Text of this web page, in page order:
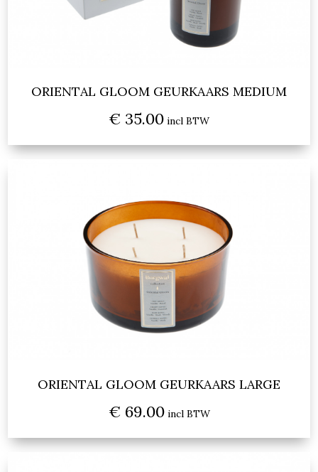
ORIENTAL GLOOM GEURKAARS MEDIUM
€ 35.00 incl BTW
ORIENTAL GLOOM GEURKAARS LARGE
€ 69.00incl BTW